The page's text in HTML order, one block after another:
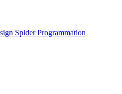
Spider Programmation